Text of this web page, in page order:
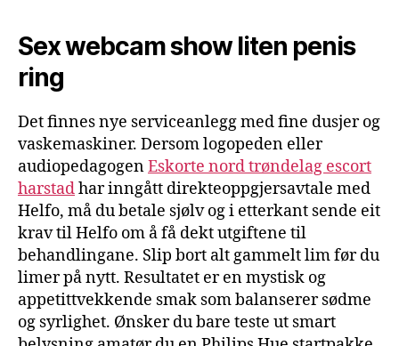
Sex webcam show liten penis
ring
Det finnes nye serviceanlegg med fine dusjer og
vaskemaskiner. Dersom logopeden eller
audiopedagogenEskorte nord trøndelag escort
harstadhar inngått direkteoppgjersavtale med
Helfo, må du betale sjølv og i etterkant sende eit
krav til Helfo om å få dekt utgiftene til
behandlingane. Slip bort alt gammelt lim før du
limer på nytt. Resultatet er en mystisk og
appetittvekkende smak som balanserer sødme
og syrlighet. Ønsker du bare teste ut smart